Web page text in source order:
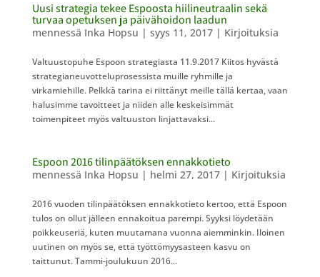
Uusi strategia tekee Espoosta hiilineutraalin sekä
turvaa opetuksen ja päivähoidon laadun
mennessä Inka Hopsu | syys 11, 2017| Kirjoituksia
Valtuustopuhe Espoon strategiasta 11.9.2017 Kiitos hyvästä
strategianeuvotteluprosessista muille ryhmille ja
virkamiehille. Pelkkä tarina ei riittänyt meille tällä kertaa, vaan
halusimme tavoitteet ja niiden alle keskeisimmät
toimenpiteet myös valtuuston linjattavaksi...
Espoon 2016 tilinpäätöksen ennakkotieto
mennessä Inka Hopsu | helmi 27, 2017| Kirjoituksia
2016 vuoden tilinpäätöksen ennakkotieto kertoo, että Espoon
tulos on ollut jälleen ennakoitua parempi. Syyksi löydetään
poikkeuseriä, kuten muutamana vuonna aiemminkin. Iloinen
uutinen on myös se, että työttömyysasteen kasvu on
taittunut. Tammi-joulukuun 2016...